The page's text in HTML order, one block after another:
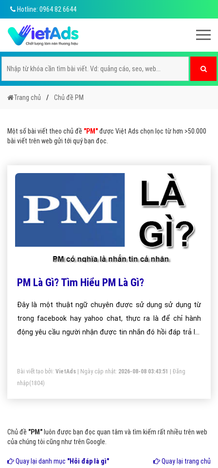
Hotline: 0964 82 6644
Trang chủ Chủ đề PM
Một số bài viết theo chủ đề "PM"được Việt Ads chọn lọc từ hơn >50.000
bài viết trên web gửi tới quý bạn đọc.
PM Là Gì? Tìm Hiểu PM Là Gì?
Đây là một thuật ngữ chuyên được sử dụng sử dụng từ
trong facebook hay yahoo chat, thực ra là để chỉ hành
động yêu cầu người nhận được tin nhắn đó hồi đáp trả lời
Bài viết tạo bởi: VietAds | Ngày cập nhật: 2026-08-08 03:43:51
Đăng
nhập(1804)
Chủ đề "PM" luôn được bạn đọc quan tâm và tìm kiếm rất nhiều trên web
của chúng tôi cũng như trên Google.
Quay lại danh mục "Hỏi đáp là gì" Quay lại trang chủ